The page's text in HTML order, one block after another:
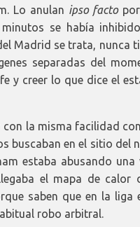
Lo anulan ipso factopor
minutos se había
Madrid se trata, nunca
separadas del
y creer lo que dice el
la misma facilidad
buscaban en el sitio del
estaba abusando
el mapa de calor
saben que en la liga
robo arbitral.